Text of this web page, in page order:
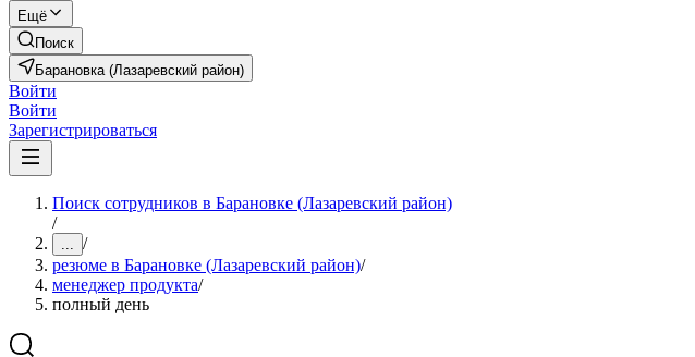
Ещё
Поиск
Барановка (Лазаревский район)
Войти
Войти
Зарегистрироваться
Поиск сотрудников в Барановке (Лазаревский район)
/
... /
резюме в Барановке (Лазаревский район)/
менеджер продукта/
полный день